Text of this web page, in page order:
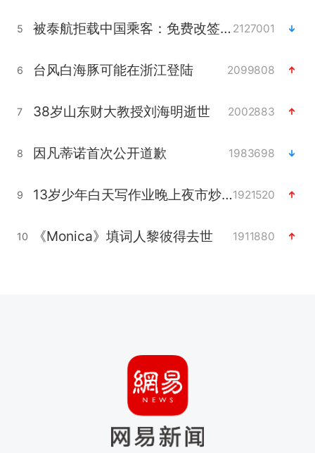
5 被泰航拒载中国乘客：免费改签没兑现 2127001
6 台风白海豚可能在浙江登陆 2099808
7 38岁山东财大教授刘海明逝世 2002883
8 因凡蒂诺首次公开道歉 1983698
9 13岁少年白天写作业晚上夜市炒粉1921520
10 《Monica》填词人黎彼得去世 1911880